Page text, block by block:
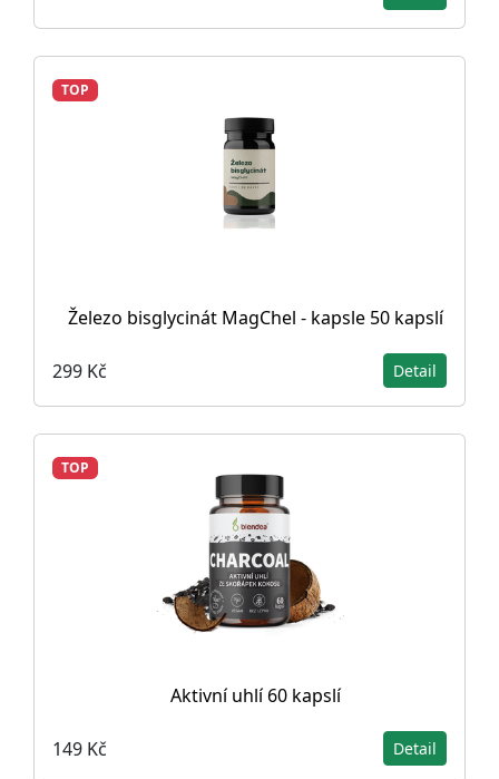
TOP
Železo bisglycinát MagChel - kapsle 50 kapslí
299 Kč Detail
TOP
Aktivní uhlí 60 kapslí
149 Kč Detail